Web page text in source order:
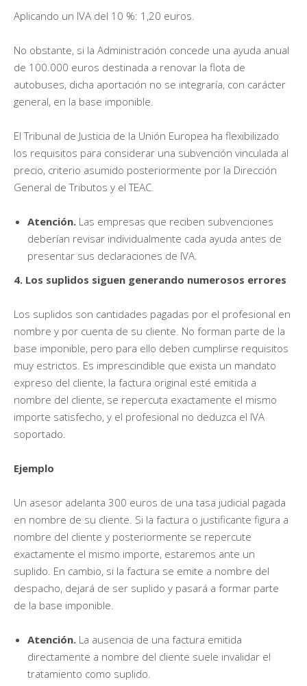
Aplicando un IVA del 10 %: 1,20 euros.
No obstante, si la Administración concede una ayuda anual
de 100.000 euros destinada a renovar la flota de
autobuses, dicha aportación no se integraría, con carácter
general, en la base imponible.
El Tribunal de Justicia de la Unión Europea ha flexibilizado
los requisitos para considerar una subvención vinculada al
precio, criterio asumido posteriormente por la Dirección
General de Tributos y el TEAC.
Atención. Las empresas que reciben subvenciones
deberían revisar individualmente cada ayuda antes de
presentar sus declaraciones de IVA.
4. Los suplidos siguen generando numerosos errores
Los suplidos son cantidades pagadas por el profesional en
nombre y por cuenta de su cliente. No forman parte de la
base imponible, pero para ello deben cumplirse requisitos
muy estrictos. Es imprescindible que exista un mandato
expreso del cliente, la factura original esté emitida a
nombre del cliente, se repercuta exactamente el mismo
importe satisfecho, y el profesional no deduzca el IVA
soportado.
Ejemplo
Un asesor adelanta 300 euros de una tasa judicial pagada
en nombre de su cliente. Si la factura o justificante figura a
nombre del cliente y posteriormente se repercute
exactamente el mismo importe, estaremos ante un
suplido. En cambio, si la factura se emite a nombre del
despacho, dejará de ser suplido y pasará a formar parte
de la base imponible.
Atención. La ausencia de una factura emitida
directamente a nombre del cliente suele invalidar el
tratamiento como suplido.